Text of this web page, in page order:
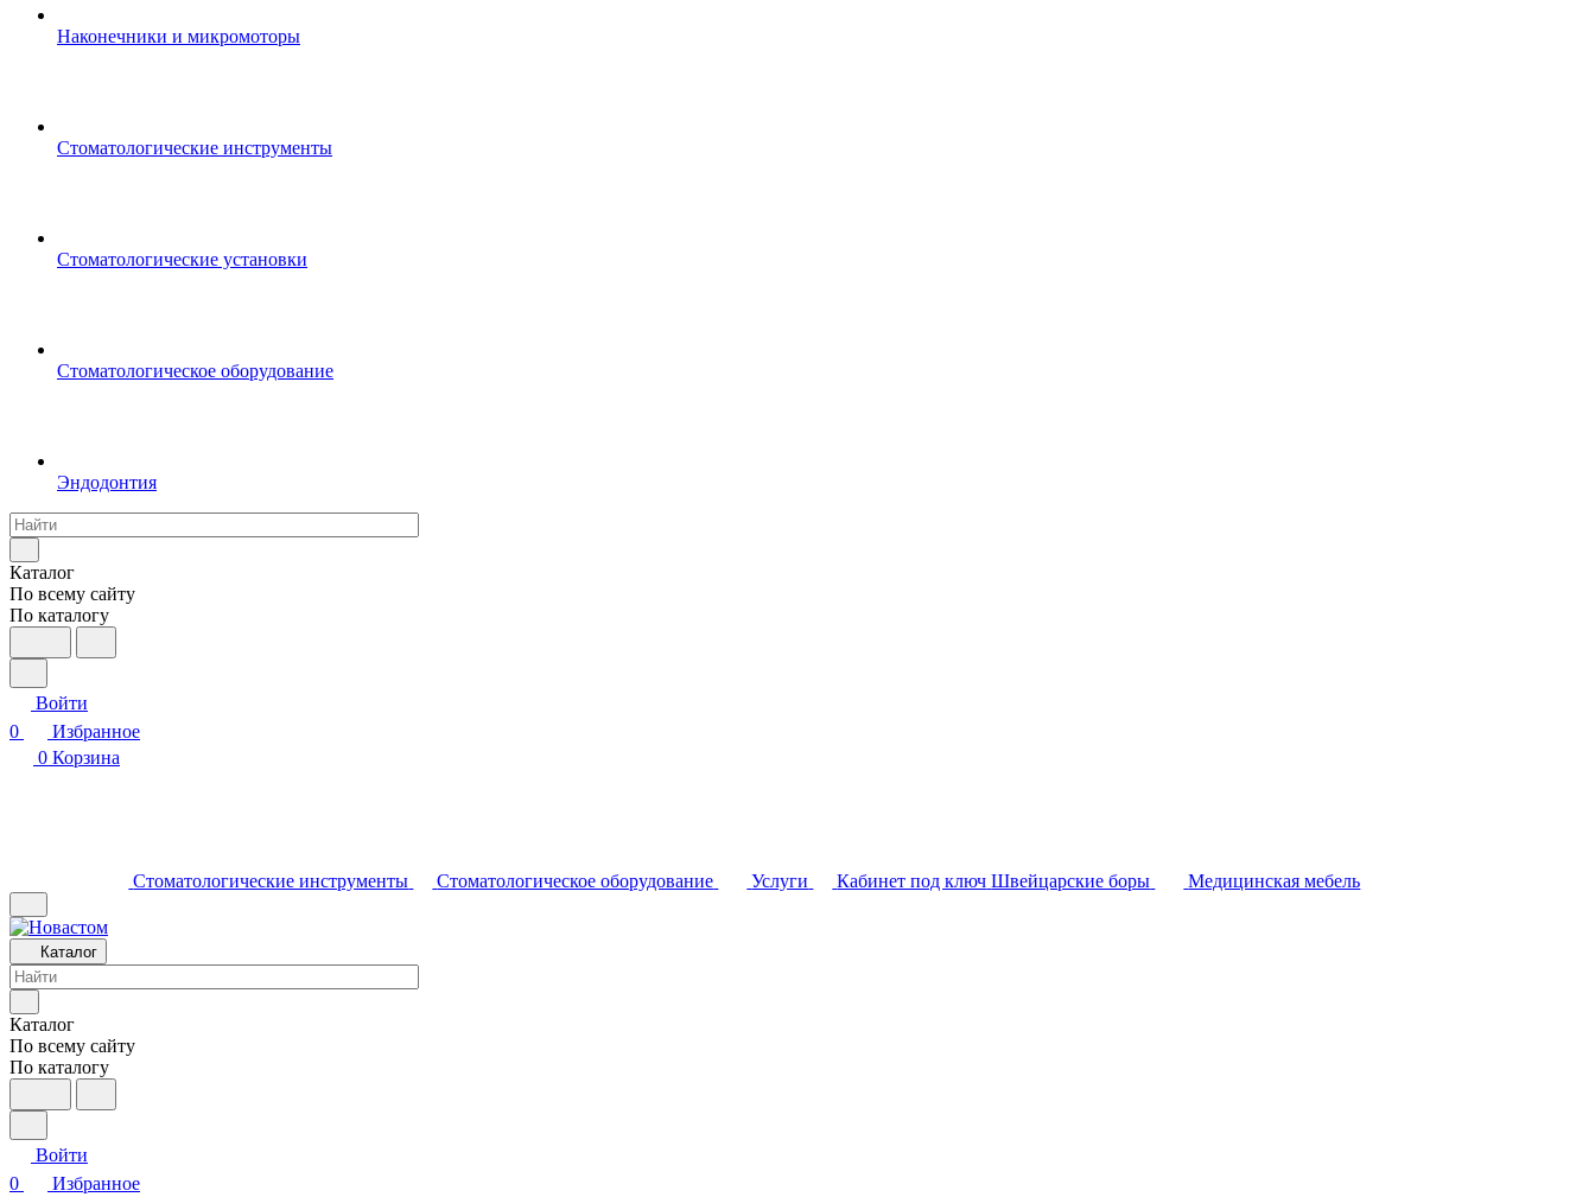
Наконечники и микромоторы
Стоматологические инструменты
Стоматологические установки
Стоматологическое оборудование
Эндодонтия
Каталог
По всему сайту
По каталогу
Войти
0
Избранное
0 Корзина
Стоматологические инструменты Стоматологическое оборудование Услуги Кабинет под ключ Швейцарские боры Медицинская мебель
Каталог
Каталог
По всему сайту
По каталогу
Войти
0
Избранное